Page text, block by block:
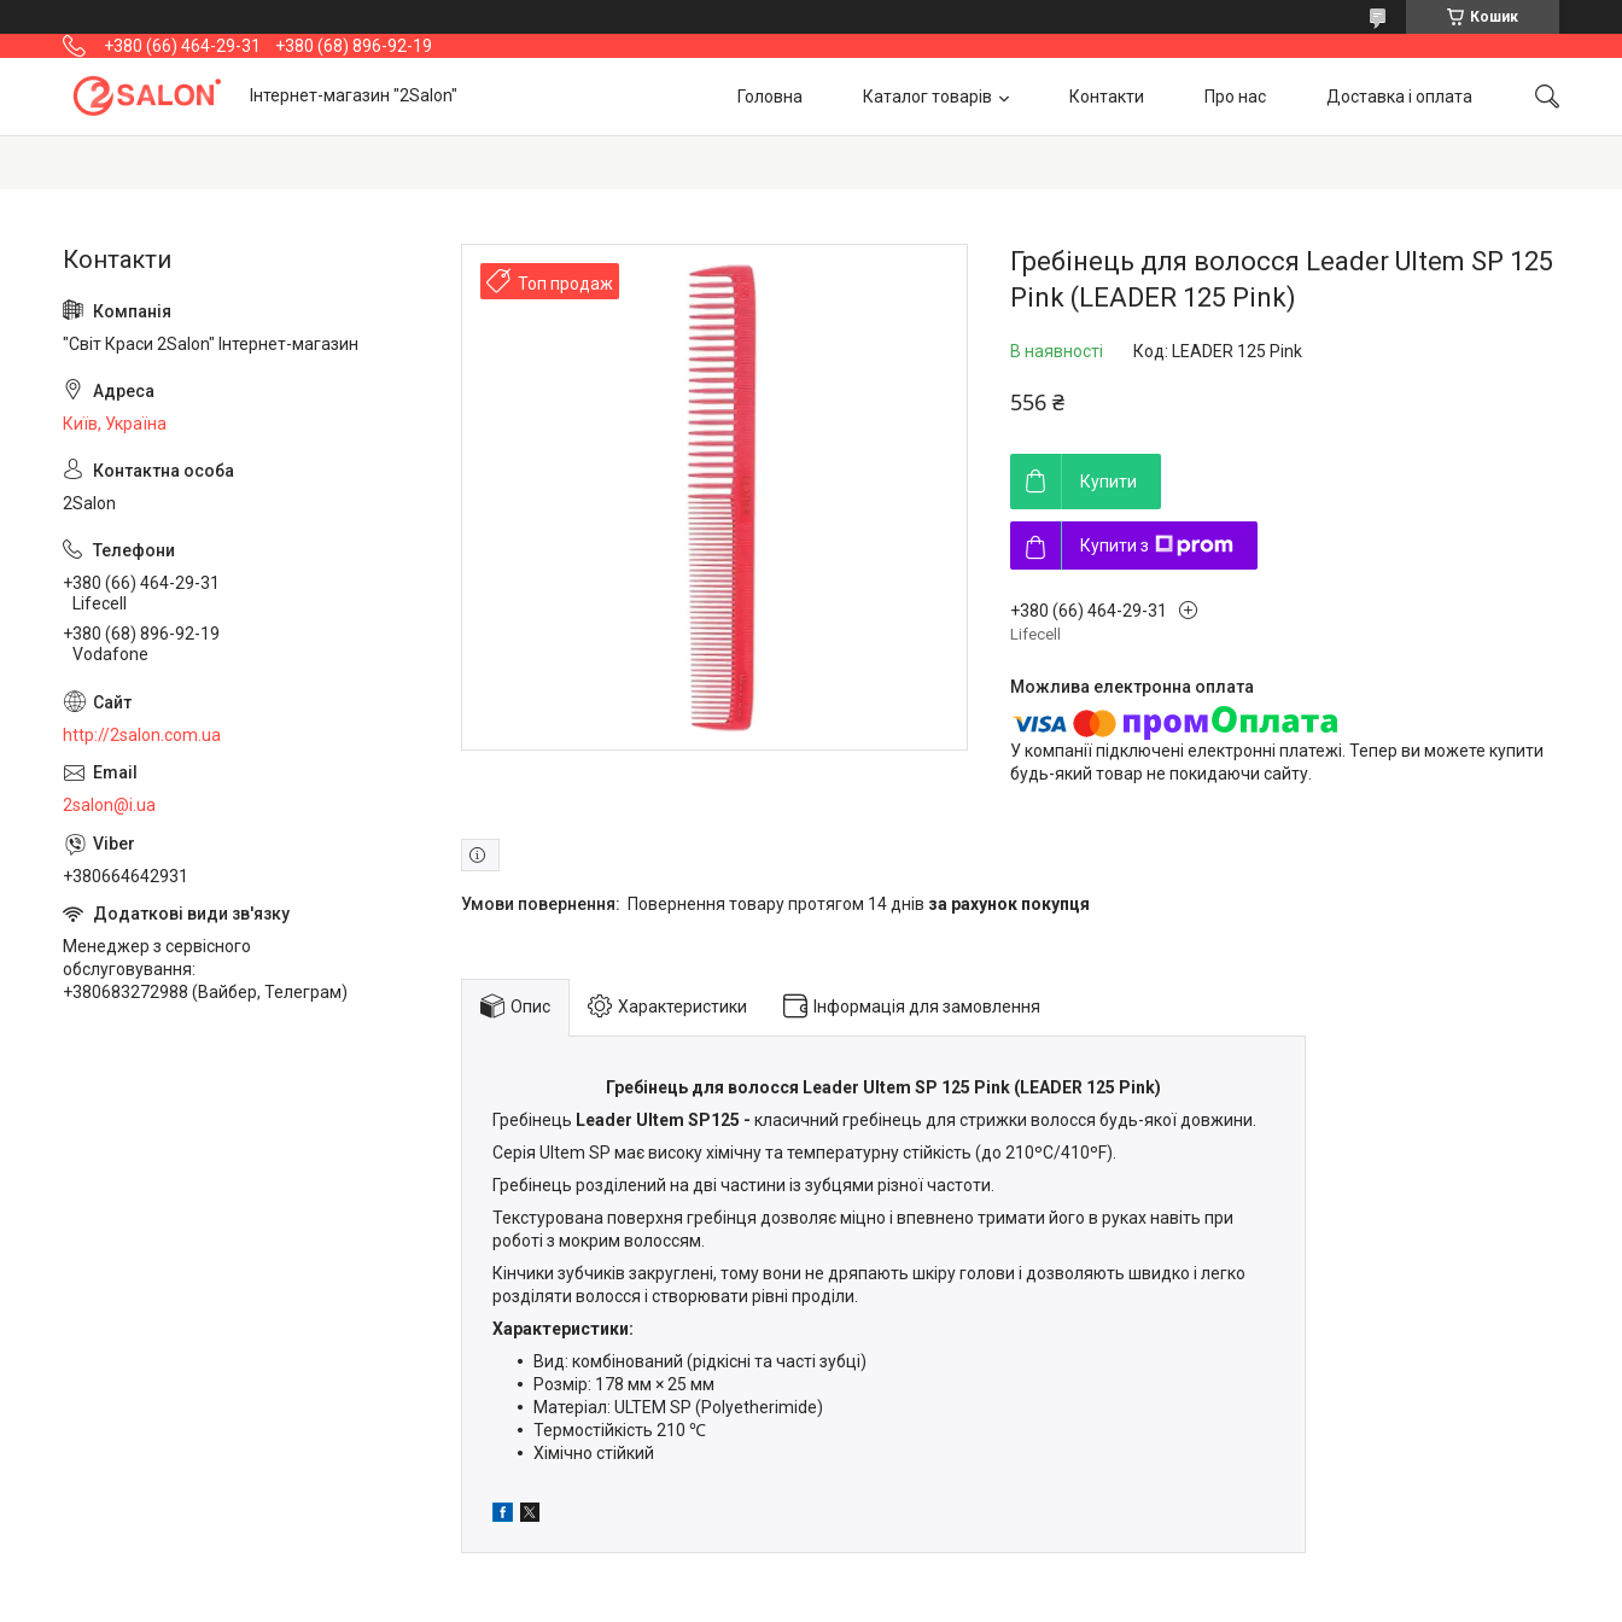
Кошик
+380 (66) 464-29-31 +380 (68) 896-92-19
Інтернет-магазин "2Salon" Головна Каталог товарів Контакти Про нас Доставка і оплата
Топ продаж
Гребінець для волосся Leader Ultem SP 125
Pink (LEADER 125 Pink)
В наявності Код: LEADER 125 Pink
556 ₴
Купити
Купити з
+380 (66) 464-29-31
Lifecell
У компанії підключені електронні платежі. Тепер ви можете купити
будь-який товар не покидаючи сайту.
повернення товару протягом 14 днів за рахунок покупця
Опис Характеристики Інформація для замовлення
Гребінець для волосся Leader Ultem SP 125 Pink (LEADER 125 Pink)
Гребінець Leader Ultem SP125 - класичний гребінець для стрижки волосся будь-якої довжини.
Серія Ultem SP має високу хімічну та температурну стійкість (до 210ºC/410ºF).
Гребінець розділений на дві частини із зубцями різної частоти.
Текстурована поверхня гребінця дозволяє міцно і впевнено тримати його в руках навіть при
роботі з мокрим волоссям.
Кінчики зубчиків закруглені, тому вони не дряпають шкіру голови і дозволяють швидко і легко
розділяти волосся і створювати рівні проділи.
Характеристики:
Вид: комбінований (рідкісні та часті зубці)
Розмір: 178 мм × 25 мм
Матеріал: ULTEM SP (Polyetherimide)
Термостійкість 210 ℃
Хімічно стійкий
"Світ Краси 2Salon" Інтернет-магазин
Київ, Україна
2Salon
+380 (66) 464-29-31
Lifecell
+380 (68) 896-92-19
Vodafone
http://2salon.com.ua
2salon@i.ua
+380664642931
Менеджер з сервісного
обслуговування
+380683272988 (Вайбер, Телеграм)